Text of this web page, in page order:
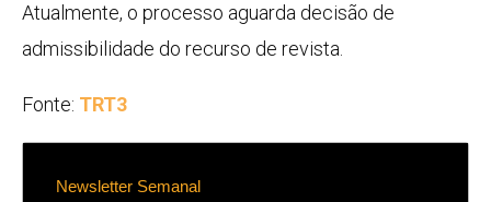
Atualmente, o processo aguarda decisão de
admissibilidade do recurso de revista.
Fonte: TRT3
Newsletter Semanal